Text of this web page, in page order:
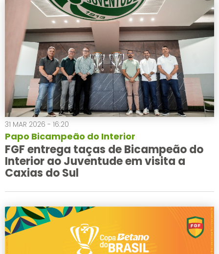
31 MAR 2026 - 16:20
Papo Bicampeão do Interior
FGF entrega taças de Bicampeão do
Interior ao Juventude em visita a
Caxias do Sul